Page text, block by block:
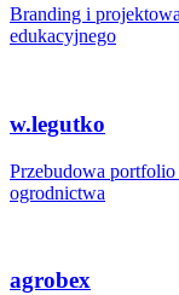
Branding i
edukacyjnego
w.legutko
Przebudowa
ogrodnictwa
agrobex